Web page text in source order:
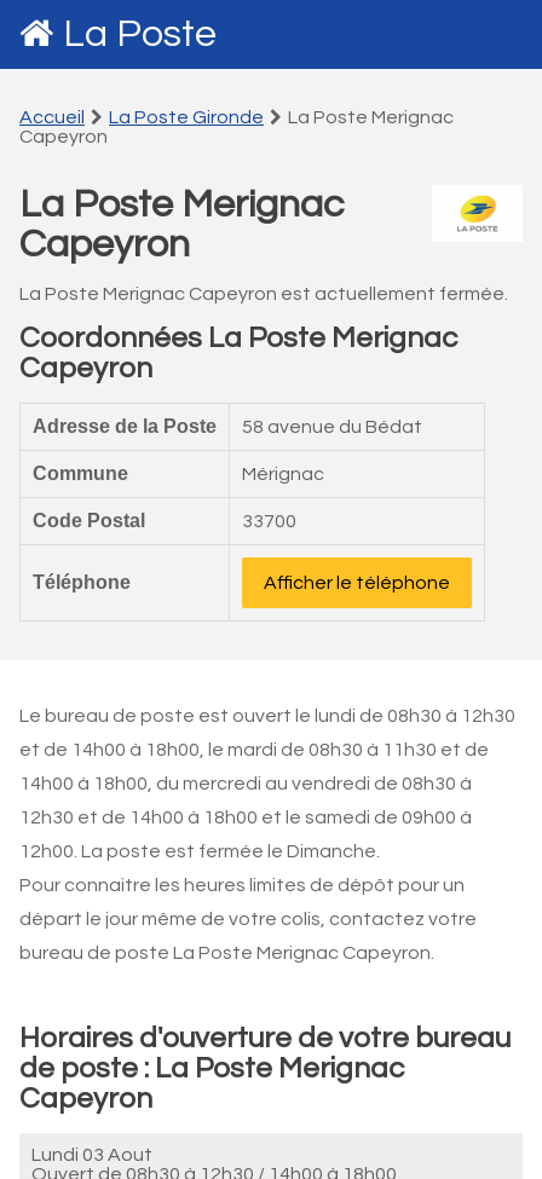
La Poste
Accueil La Poste Gironde
La Poste Merignac
Capeyron
La Poste Merignac
Capeyron
La Poste Merignac Capeyron est actuellement fermée.
Coordonnées La Poste Merignac
Capeyron
Adresse de la Poste 58 avenue du Bédat
Commune Mérignac
Code Postal 33700
Téléphone Afficher le téléphone
Le bureau de poste est ouvert le lundi de 08h30 à 12h30
et de 14h00 à 18h00, le mardi de 08h30 à 11h30 et de
14h00 à 18h00, du mercredi au vendredi de 08h30 à
12h30 et de 14h00 à 18h00 et le samedi de 09h00 à
12h00. La poste est fermée le Dimanche.
Pour connaitre les heures limites de dépôt pour un
départ le jour même de votre colis, contactez votre
bureau de poste La Poste Merignac Capeyron.
Horaires d'ouverture de votre bureau
de poste : La Poste Merignac
Capeyron
Lundi 03 Aout
Ouvert de 08h30 à 12h30 / 14h00 à 18h00